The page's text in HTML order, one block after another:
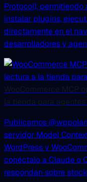
Protocol), permitiendo
instalar plugins,
directamente en el
desarrolladores y
Publicamos
servidor Model
WordPress y
conéctalo a Claude o
respondan sobre